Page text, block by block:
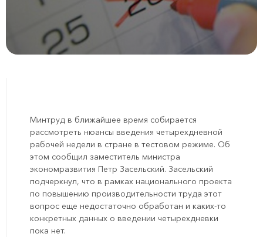
Минтруд в ближайшее время собирается
рассмотреть нюансы введения четырехдневной
рабочей недели в стране в тестовом режиме. Об
этом сообщил заместитель министра
экономразвития Петр Засельский. Засельский
подчеркнул, что в рамках национального проекта
по повышению производительности труда этот
вопрос еще недостаточно обработан и каких-то
конкретных данных о введении четырехдневки
пока нет.